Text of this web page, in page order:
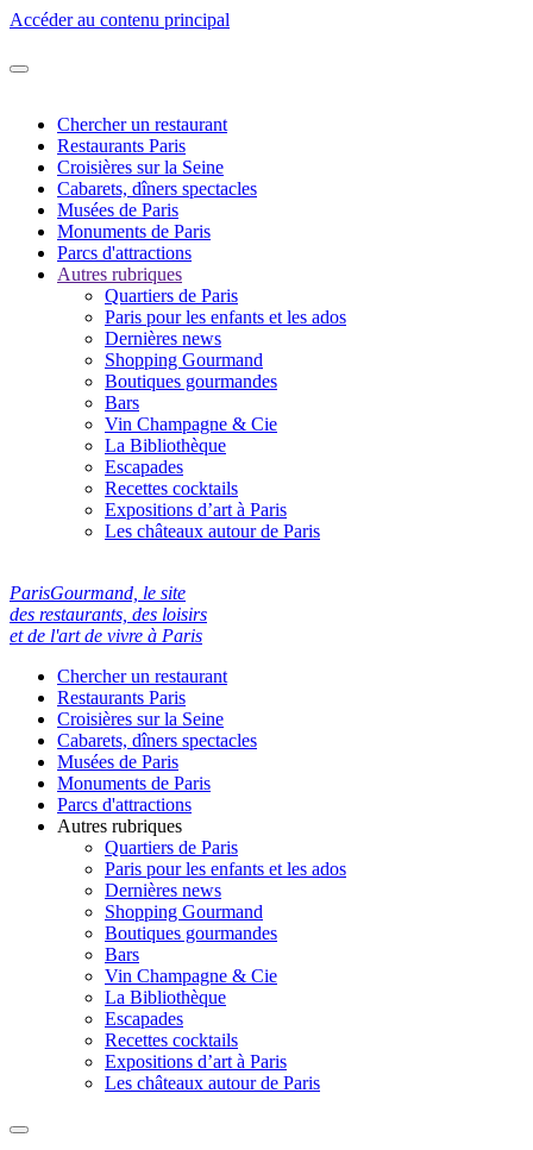
Accéder au contenu principal
Chercher un restaurant
Restaurants Paris
Croisières sur la Seine
Cabarets, dîners spectacles
Musées de Paris
Monuments de Paris
Parcs d'attractions
Autres rubriques
Quartiers de Paris
Paris pour les enfants et les ados
Dernières news
Shopping Gourmand
Boutiques gourmandes
Bars
Vin Champagne & Cie
La Bibliothèque
Escapades
Recettes cocktails
Expositions d’art à Paris
Les châteaux autour de Paris
ParisGourmand, le site
des restaurants, des loisirs
et de l'art de vivre à Paris
Chercher un restaurant
Restaurants Paris
Croisières sur la Seine
Cabarets, dîners spectacles
Musées de Paris
Monuments de Paris
Parcs d'attractions
Autres rubriques
Quartiers de Paris
Paris pour les enfants et les ados
Dernières news
Shopping Gourmand
Boutiques gourmandes
Bars
Vin Champagne & Cie
La Bibliothèque
Escapades
Recettes cocktails
Expositions d’art à Paris
Les châteaux autour de Paris